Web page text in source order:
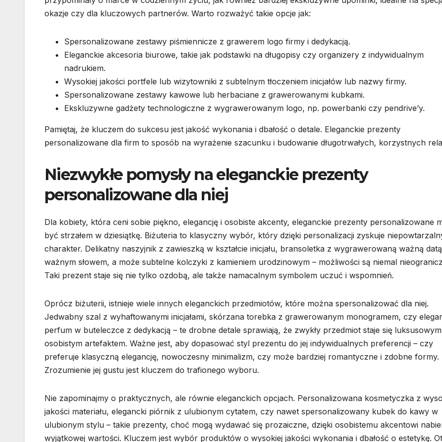
okazje czy dla kluczowych partnerów. Warto rozważyć takie opcje jak:
Spersonalizowane zestawy piśmiennicze z grawerem logo firmy i dedykacją.
Eleganckie akcesoria biurowe, takie jak podstawki na długopisy czy organizery z indywidualnym
nadrukiem.
Wysokiej jakości portfele lub wizytowniki z subtelnym tłoczeniem inicjałów lub nazwy firmy.
Spersonalizowane zestawy kawowe lub herbaciane z grawerowanymi kubkami.
Ekskluzywne gadżety technologiczne z wygrawerowanym logo, np. powerbanki czy pendrive’y.
Pamiętaj, że kluczem do sukcesu jest jakość wykonania i dbałość o detale. Eleganckie prezenty
personalizowane dla firm to sposób na wyrażenie szacunku i budowanie długotrwałych, korzystnych
Niezwykłe pomysły na eleganckie prezenty
personalizowane dla niej
Dla kobiety, która ceni sobie piękno, elegancję i osobiste akcenty, eleganckie prezenty personalizowane
być strzałem w dziesiątkę. Biżuteria to klasyczny wybór, który dzięki personalizacji zyskuje
charakter. Delikatny naszyjnik z zawieszką w kształcie inicjału, bransoletka z wygrawerowaną ważną
ważnym słowem, a może subtelne kolczyki z kamieniem urodzinowym – możliwości są niemal
Taki prezent staje się nie tylko ozdobą, ale także namacalnym symbolem uczuć i wspomnień.
Oprócz biżuterii, istnieje wiele innych eleganckich przedmiotów, które można spersonalizować dla niej.
Jedwabny szal z wyhaftowanymi inicjałami, skórzana torebka z grawerowanym monogramem, czy
perfum w buteleczce z dedykacją – te drobne detale sprawiają, że zwykły przedmiot staje się
osobistym artefaktem. Ważne jest, aby dopasować styl prezentu do jej indywidualnych preferencji – czy
preferuje klasyczną elegancję, nowoczesny minimalizm, czy może bardziej romantyczne i zdobne formy.
Zrozumienie jej gustu jest kluczem do trafionego wyboru.
Nie zapominajmy o praktycznych, ale równie eleganckich opcjach. Personalizowana kosmetyczka z
jakości materiału, elegancki piórnik z ulubionym cytatem, czy nawet spersonalizowany kubek do kawy w
ulubionym stylu – takie prezenty, choć mogą wydawać się prozaiczne, dzięki osobistemu akcentowi
wyjątkowej wartości. Kluczem jest wybór produktów o wysokiej jakości wykonania i dbałość o estetykę.